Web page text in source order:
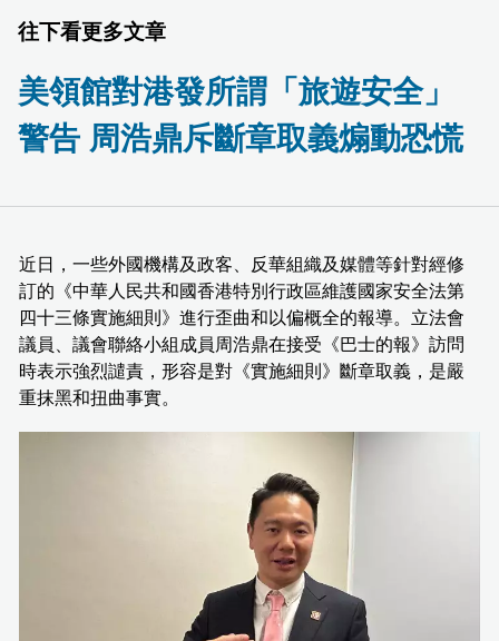
往下看更多文章
美領館對港發所謂「旅遊安全」
警告 周浩鼎斥斷章取義煽動恐慌
近日，一些外國機構及政客、反華組織及媒體等針對經修
訂的《中華人民共和國香港特別行政區維護國家安全法第
四十三條實施細則》進行歪曲和以偏概全的報導。立法會
議員、議會聯絡小組成員周浩鼎在接受《巴士的報》訪問
時表示強烈譴責，形容是對《實施細則》斷章取義，是嚴
重抹黑和扭曲事實。